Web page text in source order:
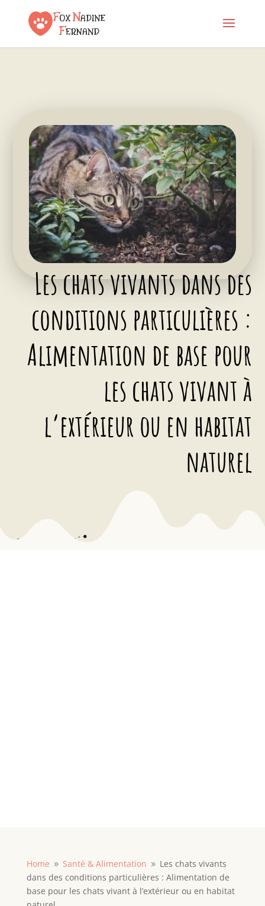
Les chats vivants dans des
conditions particulières :
Alimentation de base pour
les chats vivant à
l’extérieur ou en habitat
naturel
Home 9 Santé & Alimentation 9 Les chats vivants
dans des conditions particulières : Alimentation de
base pour les chats vivant à l’extérieur ou en habitat